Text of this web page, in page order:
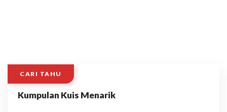
CARI TAHU
Kumpulan Kuis Menarik